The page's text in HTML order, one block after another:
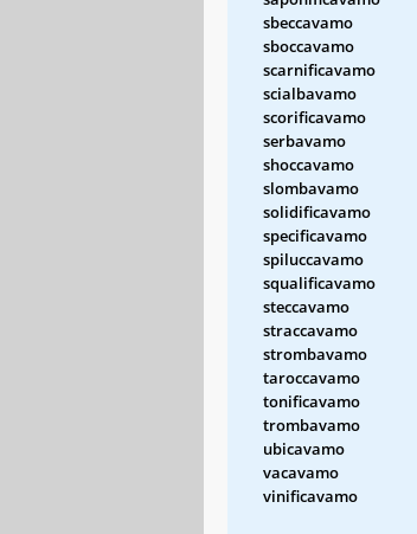
sbeccavamo
sboccavamo
scarnificavamo
scialbavamo
scorificavamo
serbavamo
shoccavamo
slombavamo
solidificavamo
specificavamo
spiluccavamo
squalificavamo
steccavamo
straccavamo
strombavamo
taroccavamo
tonificavamo
trombavamo
ubicavamo
vacavamo
vinificavamo